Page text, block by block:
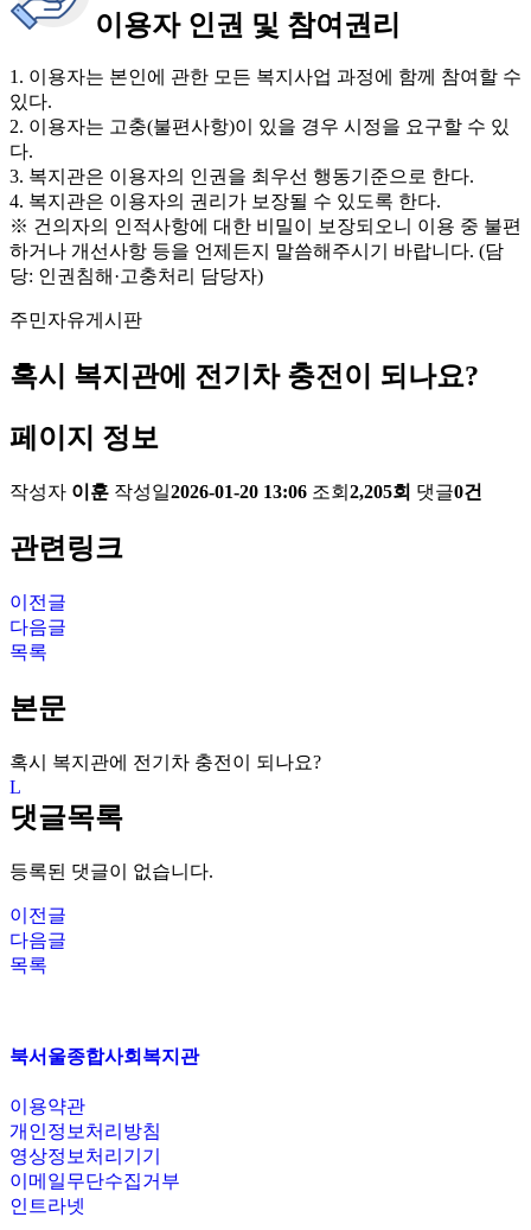
이용자 인권 및 참여권리
1. 이용자는 본인에 관한 모든 복지사업 과정에 함께 참여할 수
있다.
2. 이용자는 고충(불편사항)이 있을 경우 시정을 요구할 수 있
다.
3. 복지관은 이용자의 인권을 최우선 행동기준으로 한다.
4. 복지관은 이용자의 권리가 보장될 수 있도록 한다.
※ 건의자의 인적사항에 대한 비밀이 보장되오니 이용 중 불편
하거나 개선사항 등을 언제든지 말씀해주시기 바랍니다. (담
당: 인권침해·고충처리 담당자)
주민자유게시판
혹시 복지관에 전기차 충전이 되나요?
페이지 정보
작성자 이훈 작성일2026-01-20 13:06 조회 2,205회 댓글0건
관련링크
이전글
다음글
목록
본문
혹시 복지관에 전기차 충전이 되나요?
댓글목록
등록된 댓글이 없습니다.
이전글
다음글
목록
북서울종합사회복지관
이용약관
개인정보처리방침
영상정보처리기기
이메일무단수집거부
인트라넷